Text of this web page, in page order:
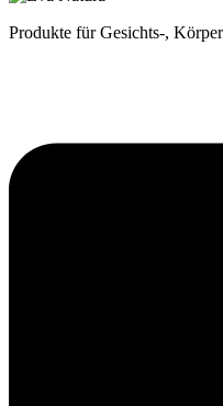
Produkte für Gesichts-,